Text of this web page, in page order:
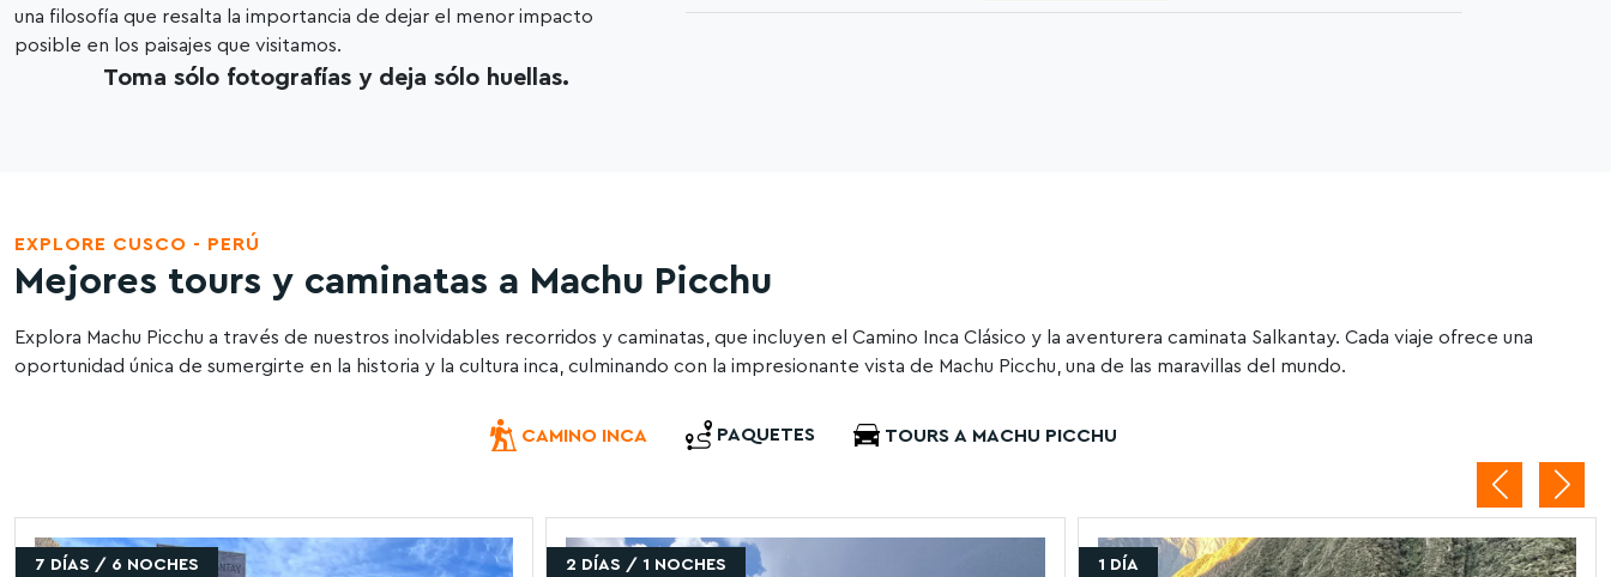
una filosofía que resalta la importancia de dejar el menor impacto
posible en los paisajes que visitamos.
Toma sólo fotografías y deja sólo huellas.
EXPLORE CUSCO - PERÚ
Mejores tours y caminatas a Machu Picchu
Explora Machu Picchu a través de nuestros inolvidables recorridos y caminatas, que incluyen el Camino Inca Clásico y la aventurera caminata Salkantay. Cada viaje ofrece una
oportunidad única de sumergirte en la historia y la cultura inca, culminando con la impresionante vista de Machu Picchu, una de las maravillas del mundo.
CAMINO INCA PAQUETES TOURS A MACHU PICCHU
7 DÍAS / 6 NOCHES 2 DÍAS / 1 NOCHES 1 DÍA